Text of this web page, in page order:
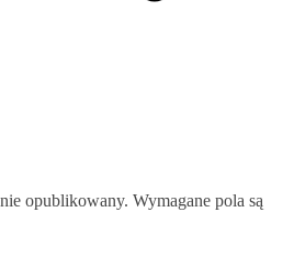
opublikowany. Wymagane pola są